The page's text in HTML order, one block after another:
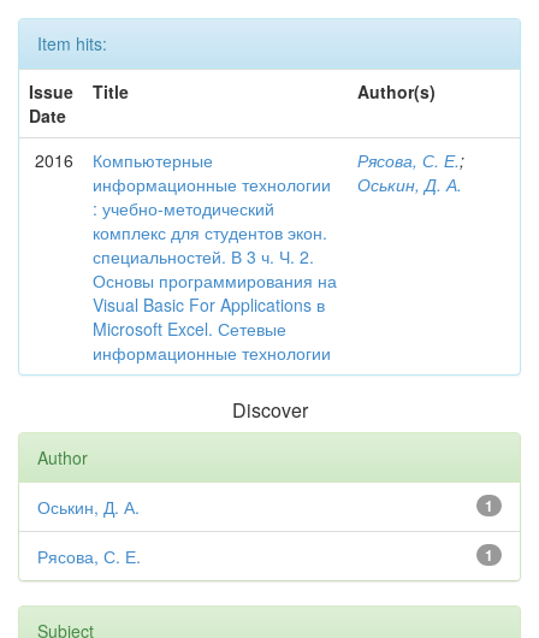
Item hits:
Issue
Date
Title Author(s)
2016
Компьютерные
информационные технологии
: учебно-методический
комплекс для студентов экон.
специальностей. В 3 ч. Ч. 2.
Основы программирования на
Visual Basic For Applications в
Microsoft Excel. Сетевые
информационные технологии
Рясова, С. Е.;
Оськин, Д. А.
Discover
Author
1
Оськин, Д. А.
1
Рясова, С. Е.
Subject